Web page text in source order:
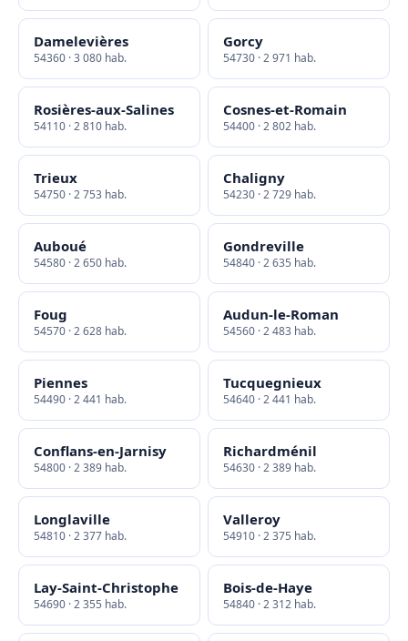
Damelevières
54360 · 3 080 hab.
Gorcy
54730 · 2 971 hab.
Rosières-aux-Salines
54110 · 2 810 hab.
Cosnes-et-Romain
54400 · 2 802 hab.
Trieux
54750 · 2 753 hab.
Chaligny
54230 · 2 729 hab.
Auboué
54580 · 2 650 hab.
Gondreville
54840 · 2 635 hab.
Foug
54570 · 2 628 hab.
Audun-le-Roman
54560 · 2 483 hab.
Piennes
54490 · 2 441 hab.
Tucquegnieux
54640 · 2 441 hab.
Conflans-en-Jarnisy
54800 · 2 389 hab.
Richardménil
54630 · 2 389 hab.
Longlaville
54810 · 2 377 hab.
Valleroy
54910 · 2 375 hab.
Lay-Saint-Christophe
54690 · 2 355 hab.
Bois-de-Haye
54840 · 2 312 hab.